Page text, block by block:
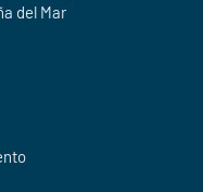
del Mar